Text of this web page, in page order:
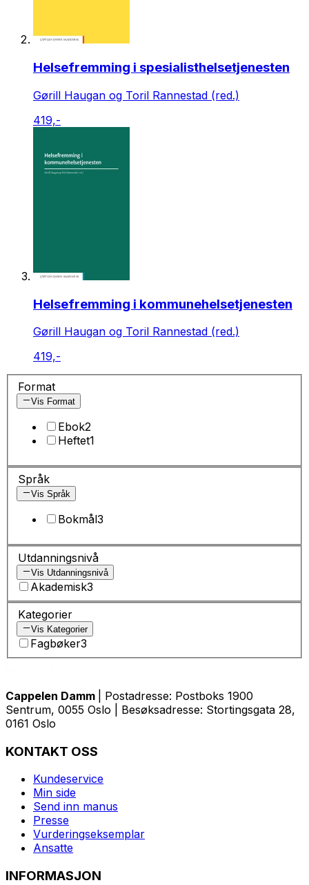
Helsefremming i spesialisthelsetjenesten
Gørill Haugan og Toril Rannestad (red.)
419,-
Helsefremming i kommunehelsetjenesten
Gørill Haugan og Toril Rannestad (red.)
419,-
Format
Vis Format
Ebok2
Heftet1
Språk
Vis Språk
Bokmål3
Utdanningsnivå
Vis Utdanningsnivå
Akademisk3
Kategorier
Vis Kategorier
Fagbøker3
Cappelen Damm
| Postadresse: Postboks 1900
Sentrum, 0055 Oslo | Besøksadresse: Stortingsgata 28,
0161 Oslo
KONTAKT OSS
Kundeservice
Min side
Send inn manus
Presse
Vurderingseksemplar
Ansatte
INFORMASJON